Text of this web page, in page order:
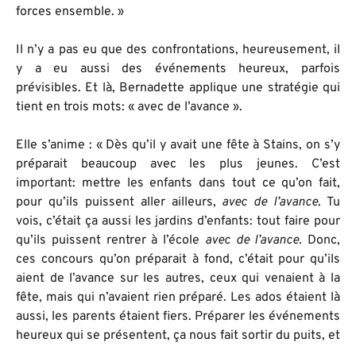
forces ensemble. »
Il n’y a pas eu que des confrontations, heureusement, il
y a eu aussi des événements heureux, parfois
prévisibles. Et là, Bernadette applique une stratégie qui
tient en trois mots: « avec de l’avance ».
Elle s’anime : « Dès qu’il y avait une fête à Stains, on s’y
préparait beaucoup avec les plus jeunes. C’est
important: mettre les enfants dans tout ce qu’on fait,
pour qu’ils puissent aller ailleurs, avec de l’avance. Tu
vois, c’était ça aussi les jardins d’enfants: tout faire pour
qu’ils puissent rentrer à l’école avec de l’avance. Donc,
ces concours qu’on préparait à fond, c’était pour qu’ils
aient de l’avance sur les autres, ceux qui venaient à la
fête, mais qui n’avaient rien préparé. Les ados étaient là
aussi, les parents étaient fiers. Préparer les événements
heureux qui se présentent, ça nous fait sortir du puits, et